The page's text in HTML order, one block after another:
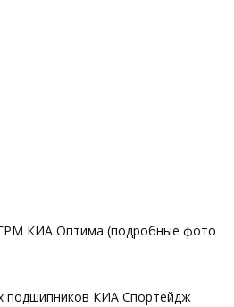
КИА Оптима (подробные фото
подшипников КИА Спортейдж